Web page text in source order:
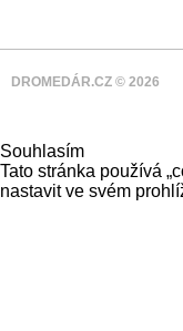
DROMEDÁR.CZ © 2026
Souhlasím
Tato stránka používá
nastavit ve svém